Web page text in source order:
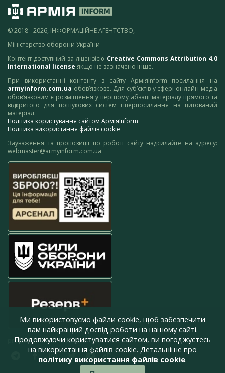
© 2018 - 2026, ІНФОРМАЦІЙНЕ АГЕНТСТВО,
Міністерство оборони України
Контент доступний за ліцензією Creative Commons Attribution 4.0
International license якщо не зазначено інше.
При використанні контенту з сайту АрміяInform посилання на
armyinform.com.ua обов’язкове. Для суб’єктів у сфері онлайн-медіа
обов’язковим є розміщення у першому абзаці матеріалу прямого та
відкритого для пошукових систем гіперпосилання на цитований
матеріал.
Політика користування сайтом АрміяInform
Політика використання файлів cookie
Зауваження та пропозиції по роботі сайту надсилайте на адресу:
webmaster@armyinform.com.ua
press@armyinform.com.ua
Ми використовуємо файли cookie, щоб забезпечити
вам найкращий досвід роботи на нашому сайті.
Продовжуючи користуватися сайтом, ви погоджуєтесь
на використання файлів cookie. Детальніше про
політику використання файлів cookie.